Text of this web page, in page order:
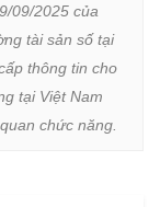
09/2025 của
tài sản số tại
thông tin cho
tại Việt Nam
chức năng.